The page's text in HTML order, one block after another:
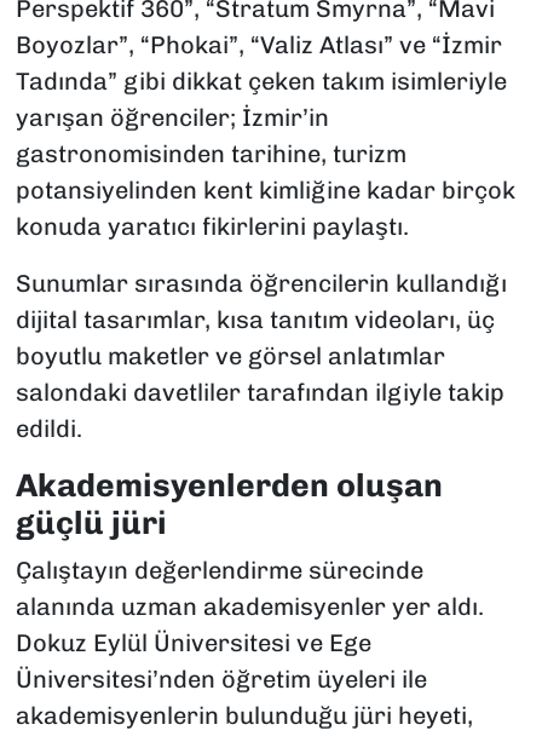
Perspektif 360”, “Stratum Smyrna”, “Mavi
Boyozlar”, “Phokai”, “Valiz Atlası” ve “İzmir
Tadında” gibi dikkat çeken takım isimleriyle
yarışan öğrenciler; İzmir’in
gastronomisinden tarihine, turizm
potansiyelinden kent kimliğine kadar birçok
konuda yaratıcı fikirlerini paylaştı.
Sunumlar sırasında öğrencilerin kullandığı
dijital tasarımlar, kısa tanıtım videoları, üç
boyutlu maketler ve görsel anlatımlar
salondaki davetliler tarafından ilgiyle takip
edildi.
Akademisyenlerden oluşan
güçlü jüri
Çalıştayın değerlendirme sürecinde
alanında uzman akademisyenler yer aldı.
Dokuz Eylül Üniversitesi ve Ege
Üniversitesi’nden öğretim üyeleri ile
akademisyenlerin bulunduğu jüri heyeti,